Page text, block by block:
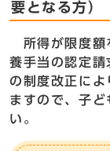
要となる方）
所得が限度額
養手当の認定請
の制度改正によ
ますので、子
い。